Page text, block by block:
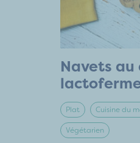
Navets
Plat Cuisine du
Végétarien